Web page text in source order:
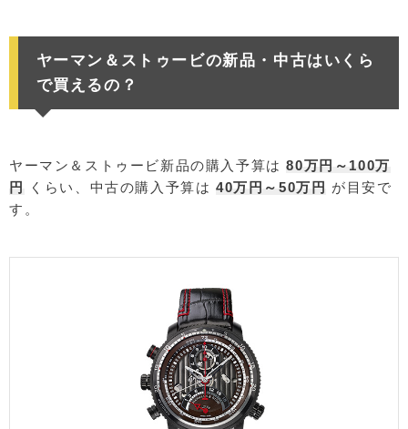
ヤーマン＆ストゥービの新品・中古はいくら
で買えるの？
ヤーマン＆ストゥービ新品の購入予算は80万円～100万
円
くらい、中古の購入予算は40万円～50万円 が目安で
す。